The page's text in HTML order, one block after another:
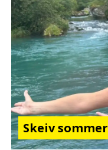
Skeiv sommer